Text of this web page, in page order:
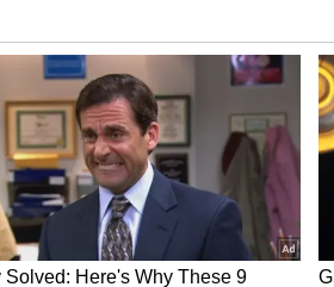
ಕದ್ದ ಆಧಾರ್ ವಿವರಗಳನ್ನು
ಅಥವಾ ಕಾನೂನು ಸಮಸ್ಯೆಗಳಂತಹ ಗಂಭೀರ
ನಿಮ್ಮ ಆಧಾರ್ ಬಳಕೆಯ ಇತಿಹಾಸವನ್ನು
ಮತ್ತು ಇತರ ಸೇವೆಗಳಿಗೆ ನಿಮ್ಮ
ನೋಡಲು ಈ ವೈಶಿಷ್ಟ್ಯವು ನಿಮಗೆ